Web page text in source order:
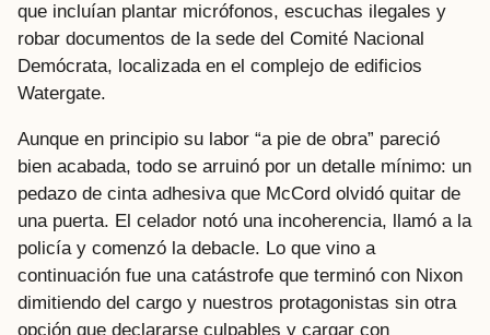
que incluían plantar micrófonos, escuchas ilegales y
robar documentos de la sede del Comité Nacional
Demócrata, localizada en el complejo de edificios
Watergate.
Aunque en principio su labor “a pie de obra” pareció
bien acabada, todo se arruinó por un detalle mínimo: un
pedazo de cinta adhesiva que McCord olvidó quitar de
una puerta. El celador notó una incoherencia, llamó a la
policía y comenzó la debacle. Lo que vino a
continuación fue una catástrofe que terminó con Nixon
dimitiendo del cargo y nuestros protagonistas sin otra
opción que declararse culpables y cargar con